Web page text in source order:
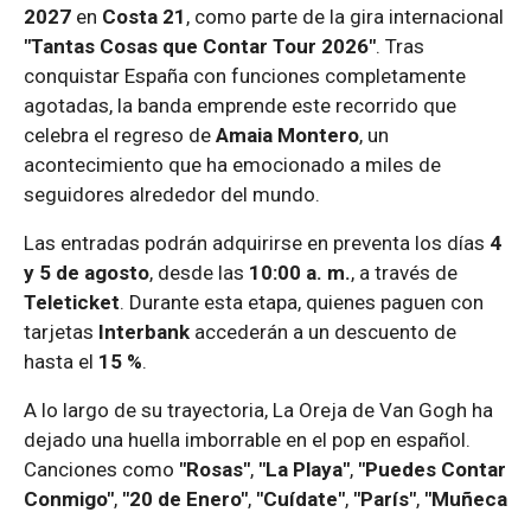
2027 en Costa 21 , como parte de la gira internacional
"Tantas Cosas que Contar Tour 2026". Tras
conquistar España con funciones completamente
agotadas, la banda emprende este recorrido que
celebra el regreso de Amaia Montero, un
acontecimiento que ha emocionado a miles de
seguidores alrededor del mundo.
Las entradas podrán adquirirse en preventa los días 4
y 5 de agosto, desde las 10:00 a. m., a través de
Teleticket. Durante esta etapa, quienes paguen con
tarjetas Interbank accederán a un descuento de
hasta el 15 %.
A lo largo de su trayectoria, La Oreja de Van Gogh ha
dejado una huella imborrable en el pop en español.
Canciones como "Rosas", "La Playa", "Puedes Contar
Conmigo", "20 de Enero", "Cuídate", "París", "Muñeca